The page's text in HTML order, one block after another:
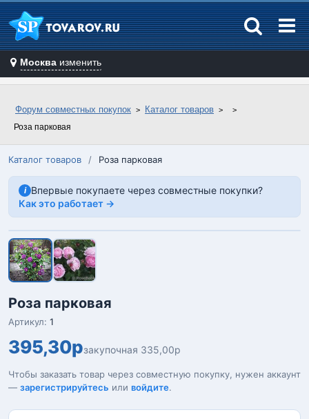
Москва изменить
Форум совместных покупок Каталог товаров
Роза парковая
Каталог товаров / Роза парковая
i Впервые покупаете через совместные покупки?
Как это работает →
Роза парковая
Артикул: 1
395,30рзакупочная 335,00р
Чтобы заказать товар через совместную покупку, нужен аккаунт
— зарегистрируйтесь или войдите.